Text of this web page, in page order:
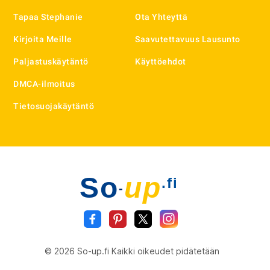
Tapaa Stephanie
Kirjoita Meille
Paljastuskäytäntö
DMCA-ilmoitus
Tietosuojakäytäntö
Ota Yhteyttä
Saavutettavuus Lausunto
Käyttöehdot
So- up.fi
© 2026 So-up.fi Kaikki oikeudet pidätetään